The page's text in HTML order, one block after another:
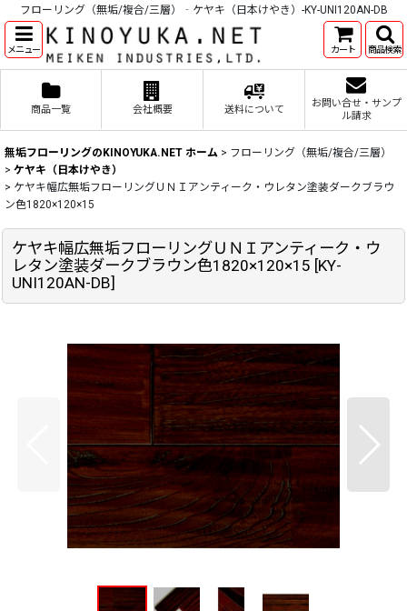
フローリング（無垢/複合/三層）‐ケヤキ（日本けやき）-KY-UNI120AN-DB
メニュー カート 商品検索
商品一覧 会社概要 送料について
お問い合せ・サンプ
ル請求
無垢フローリングのKINOYUKA.NET ホーム > フローリング（無垢/複合/三層）
> ケヤキ（日本けやき）
> ケヤキ幅広無垢フローリングＵＮＩアンティーク・ウレタン塗装ダークブラウ
ン色1820×120×15
ケヤキ幅広無垢フローリングＵＮＩアンティーク・ウ
レタン塗装ダークブラウン色1820×120×15 [KY-
UNI120AN-DB]